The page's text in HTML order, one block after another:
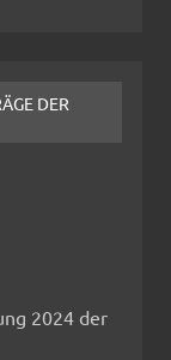
DER
2024 der